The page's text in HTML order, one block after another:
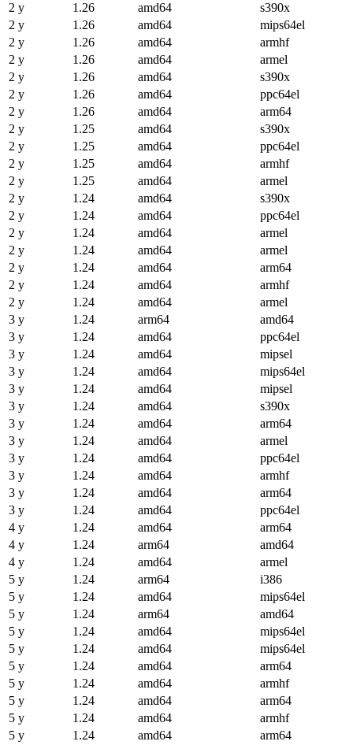
2 y
1.26 amd64
s390x
2 y
1.26 amd64
mips64el
2 y
1.26 amd64
armhf
2 y
1.26 amd64
armel
2 y
1.26 amd64
s390x
2 y
1.26 amd64
ppc64el
2 y
1.26 amd64
arm64
2 y
1.25 amd64
s390x
2 y
1.25 amd64
ppc64el
2 y
1.25 amd64
armhf
2 y
1.25 amd64
armel
2 y
1.24 amd64
s390x
2 y
1.24 amd64
ppc64el
2 y
1.24 amd64
armel
2 y
1.24 amd64
armel
2 y
1.24 amd64
arm64
2 y
1.24 amd64
armhf
2 y
1.24 amd64
armel
3 y
1.24 arm64
amd64
3 y
1.24 amd64
ppc64el
3 y
1.24 amd64
mipsel
3 y
1.24 amd64
mips64el
3 y
1.24 amd64
mipsel
3 y
1.24 amd64
s390x
3 y
1.24 amd64
arm64
3 y
1.24 amd64
armel
3 y
1.24 amd64
ppc64el
3 y
1.24 amd64
armhf
3 y
1.24 amd64
arm64
3 y
1.24 amd64
ppc64el
4 y
1.24 amd64
arm64
4 y
1.24 arm64
amd64
4 y
1.24 amd64
armel
5 y
1.24 arm64
i386
5 y
1.24 amd64
mips64el
5 y
1.24 arm64
amd64
5 y
1.24 amd64
mips64el
5 y
1.24 amd64
mips64el
5 y
1.24 amd64
arm64
5 y
1.24 amd64
armhf
5 y
1.24 amd64
arm64
5 y
1.24 amd64
armhf
5 y
1.24 amd64
arm64